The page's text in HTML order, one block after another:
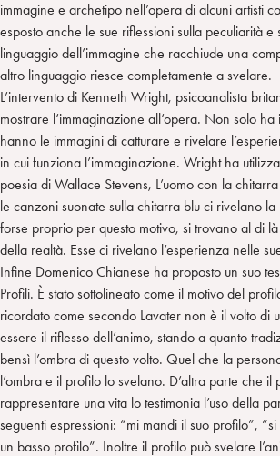
immagine e archetipo nell’opera di alcuni artisti
esposto anche le sue riflessioni sulla peculiarità e
linguaggio dell’immagine che racchiude una
altro linguaggio riesce completamente a svelare.
L’intervento di Kenneth Wright, psicoanalista
mostrare l’immaginazione all’opera. Non solo
hanno le immagini di catturare e rivelare
in cui funziona l’immaginazione. Wright ha
poesia di Wallace Stevens, L’uomo con la
le canzoni suonate sulla chitarra blu ci rivelano
forse proprio per questo motivo, si trovano al di
della realtà. Esse ci rivelano l’esperienza nelle
Infine Domenico Chianese ha proposto un suo
Profili. È stato sottolineato come il motivo del
ricordato come secondo Lavater non è il volto di
essere il riflesso dell’animo, stando a quanto
bensì l’ombra di questo volto. Quel che la
l’ombra e il profilo lo svelano. D’altra parte che il
rappresentare una vita lo testimonia l’uso della
seguenti espressioni: “mi mandi il suo profilo”,
un basso profilo”. Inoltre il profilo può svelare